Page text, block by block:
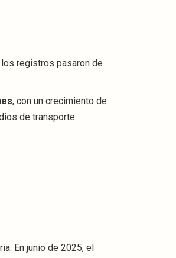
registros pasaron de
, con un crecimiento de
de transporte
En junio de 2025, el